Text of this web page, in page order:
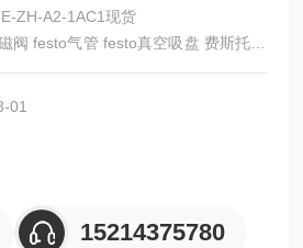
ZH-A2-1AC1现货
阀 festo气管 festo真空吸盘 费斯托过
传感器 FESTO代理
询上海茂硕机械设备有限公司
01
15214375780